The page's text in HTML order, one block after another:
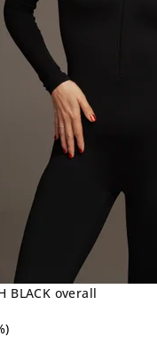
BLACK overall